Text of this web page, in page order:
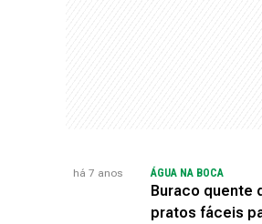
há 7 anos ÁGUA NA BOCA
Buraco quente
pratos fáceis